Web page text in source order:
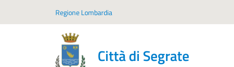
Regione Lombardia
Città di Segrate